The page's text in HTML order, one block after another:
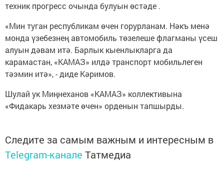
техник прогресс очында булуын өстәде .
«Мин туган республикам өчен горурланам. Нәкъ менә
монда үзебезнең автомобиль төзелеше флагманы үсеш
алуын дәвам итә. Барлык кыенлыкларга да
карамастан, «КАМАЗ» илдә транспорт мобильлеген
тәэмин итә», - диде Кәримов.
Шулай ук Миңнеханов «КАМАЗ» коллективына
«Фидакарь хезмәте өчен» орденын тапшырды.
Следите за самым важным и интересным в
Telegram-канале Татмедиа